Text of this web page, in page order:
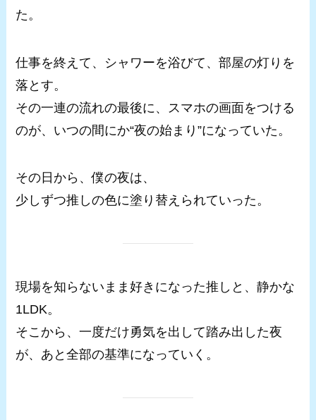
た。
仕事を終えて、シャワーを浴びて、部屋の灯りを
落とす。
その一連の流れの最後に、スマホの画面をつける
のが、いつの間にか“夜の始まり”になっていた。
その日から、僕の夜は、
少しずつ推しの色に塗り替えられていった。
現場を知らないまま好きになった推しと、静かな
1LDK。
そこから、一度だけ勇気を出して踏み出した夜
が、あと全部の基準になっていく。